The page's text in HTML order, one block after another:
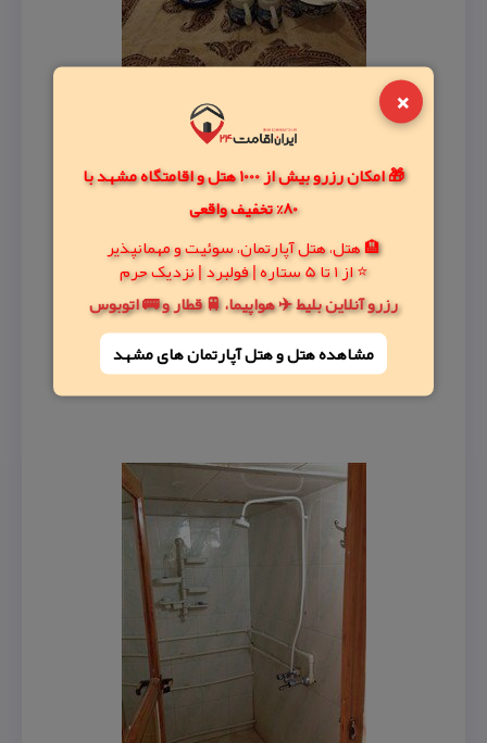
×
🎁 امکان رزرو بیش از 1000 هتل و اقامتگاه مشهد با
80% تخفیف واقعی
🏨 هتل، هتل آپارتمان، سوئیت و مهمانپذیر
⭐ از 1 تا 5 ستاره | فولبرد | نزدیک حرم
رزرو آنلاین بلیط ✈️ هواپیما، 🚆 قطار و 🚌 اتوبوس
مشاهده هتل و هتل‌ آپارتمان های مشهد